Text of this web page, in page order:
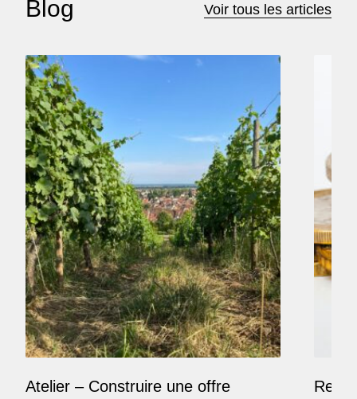
Blog Voir tous les articles
Atelier – Construire une offre